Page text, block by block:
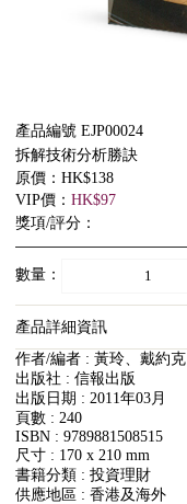
產品編號 EJP00024
拆解技術分析勝訣
原價：HK$138
VIP價： HK$97
獎項/評分：
數量：
產品詳細資訊
作者/編者 : 黃玲、戴約克
出版社 : 信報出版
出版日期 : 2011年03月
頁數 : 240
ISBN : 9789881508515
尺寸 : 170 x 210 mm
書籍分類 : 投資理財
供應地區 : 香港及海外